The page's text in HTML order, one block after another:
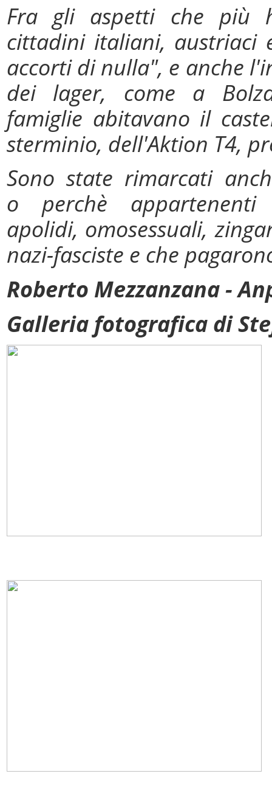
Fra gli aspetti che più
cittadini italiani, austriaci
accorti di nulla", e anche
dei lager, come a
famiglie abitavano il
sterminio, dell'Aktion T4,
Sono state rimarcati
o perchè
apolidi, omosessuali,
nazi-fasciste e che
Roberto Mezzanzana -
Galleria fotografica di